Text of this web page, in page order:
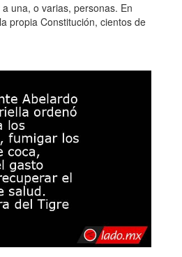
una, o varias, personas. En
propia Constitución, cientos de